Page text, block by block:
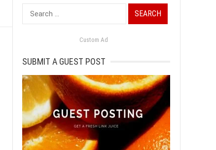
Search
for:
Custom Ad
SUBMIT A GUEST POST